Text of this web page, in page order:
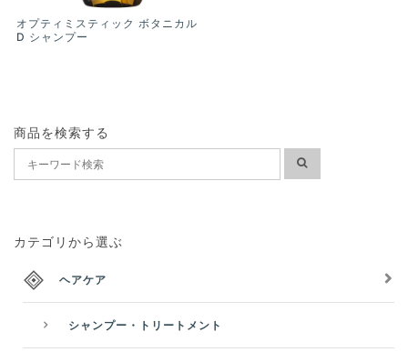
オプティミスティック ボタニカル
D シャンプー
商品を検索する
カテゴリから選ぶ
ヘアケア
シャンプー・トリートメント